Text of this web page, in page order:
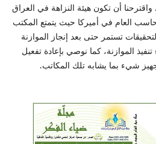
أن تكون هيئة النزاهة في العراق
العام في أميركا حيث يتمتع المكتب
تستمر حتى بعد إنجاز الموازنة
الموازنة، كما نوصي بإعادة تفعيل
شيء بما يشابه تلك المكاتب.